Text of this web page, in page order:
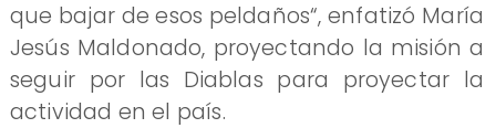
que bajar de esos peldaños“, enfatizó María
Jesús Maldonado, proyectando la misión a
seguir por las Diablas para proyectar la
actividad en el país.